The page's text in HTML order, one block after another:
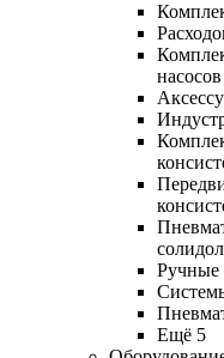
Ручные
Ещё 5